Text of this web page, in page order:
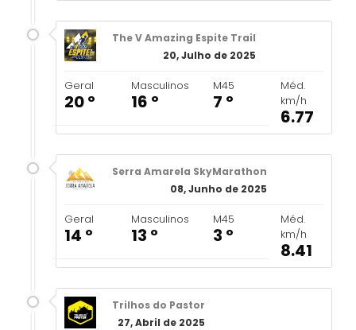
The V Amazing Espite Trail
20, Julho de 2025
Geral
20 º
Masculinos
16 º
M45
7 º
Méd.
km/h
6.77
Serra Amarela SkyMarathon
08, Junho de 2025
Geral
14 º
Masculinos
13 º
M45
3 º
Méd.
km/h
8.41
Trilhos do Pastor
27, Abril de 2025